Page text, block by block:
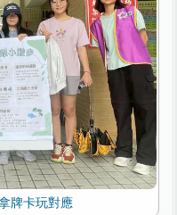
牌卡玩對應